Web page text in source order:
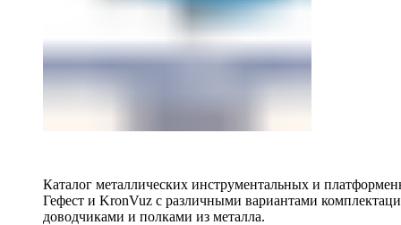
Каталог металлических инструментальных и
Гефест и KronVuz с различными вариантами
доводчиками и полками из металла.